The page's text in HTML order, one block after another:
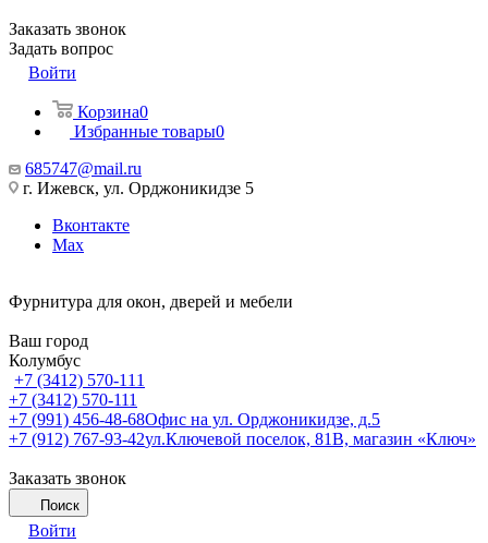
Заказать звонок
Задать вопрос
Войти
Корзина0
Избранные товары0
685747@mail.ru
г. Ижевск, ул. Орджоникидзе 5
Вконтакте
Max
Фурнитура для окон, дверей и мебели
Ваш город
Колумбус
+7 (3412) 570-111
+7 (3412) 570-111
+7 (991) 456-48-68Офис на ул. Орджоникидзе, д.5
+7 (912) 767-93-42ул.Ключевой поселок, 81В, магазин «Ключ»
Заказать звонок
Поиск
Войти